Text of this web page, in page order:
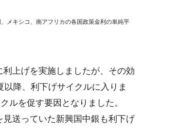
メキシコ、南アフリカの各国政策金利の単純平
上げを実施しましたが、その効
降、利下げサイクルに入りま
ルを促す要因となりました。
送っていた新興国中銀も利下げ